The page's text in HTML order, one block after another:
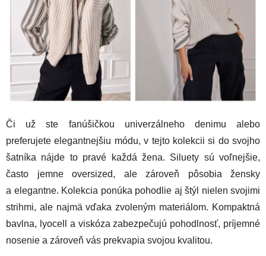
Či už ste fanúšičkou univerzálneho denimu alebo
preferujete elegantnejšiu módu, v tejto kolekcii si do svojho
šatníka nájde to pravé každá žena. Siluety sú voľnejšie,
často jemne oversized, ale zároveň pôsobia žensky
a elegantne. Kolekcia ponúka pohodlie aj štýl nielen svojimi
strihmi, ale najmä vďaka zvoleným materiálom. Kompaktná
bavlna, lyocell a viskóza zabezpečujú pohodlnosť, príjemné
nosenie a zároveň vás prekvapia svojou kvalitou.